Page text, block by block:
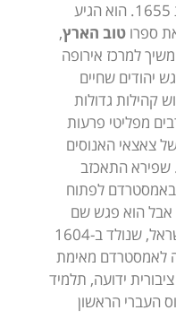
בירושלים, למסע גיוס כספים בשנת 1655. הוא הגיע
ספרו טוב הארץ,
למרכז אירופה
יהודים שחיים
קהילות גדולות
מפליטי פרעות
צאצאי האנוסים
שפירא התאכזב
באמסטרדם לפתוח
אבל הוא פגש שם
חבר חדש ומעניין: הרב מנשה בן ישראל, שנולד ב-1604
לאמסטרדם מאימת
ידועה, תלמיד
העברי הראשון